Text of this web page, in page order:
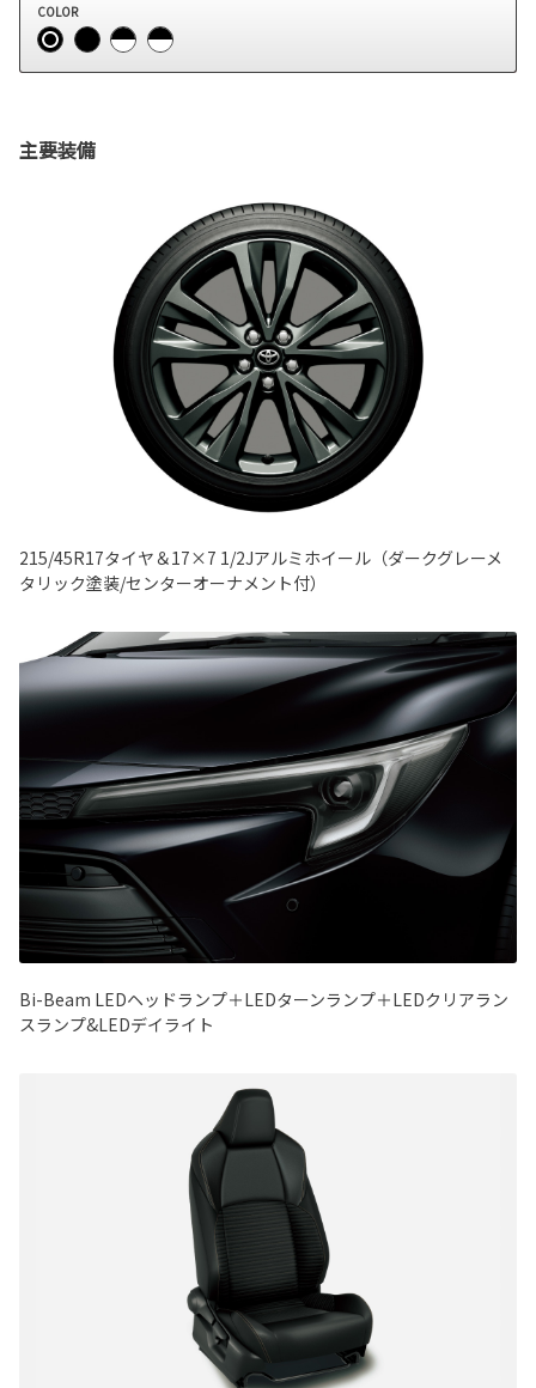
COLOR
主要装備
215/45R17タイヤ＆17×7 1/2Jアルミホイール（ダークグレーメ
タリック塗装/センターオーナメント付）
Bi-Beam LEDヘッドランプ＋LEDターンランプ＋LEDクリアラン
スランプ&LEDデイライト